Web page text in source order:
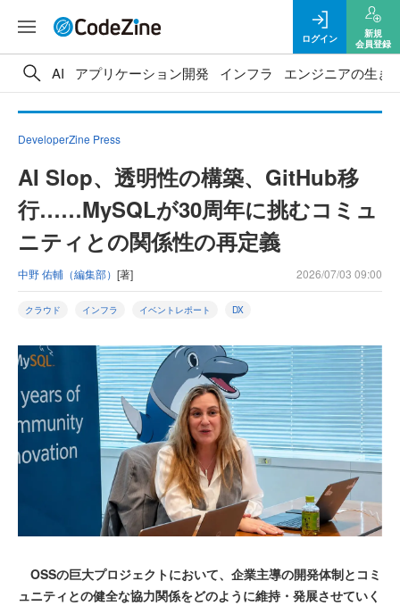
ログイン
新規
会員登録
AI アプリケーション開発 インフラ エンジニアの生き
DeveloperZine Press
AI Slop、透明性の構築、GitHub移
行……MySQLが30周年に挑むコミュ
ニティとの関係性の再定義
中野 佑輔（編集部） [著] 2026/07/03 09:00
クラウド インフラ イベントレポート DX
OSSの巨大プロジェクトにおいて、企業主導の開発体制とコミ
ュニティとの健全な協力関係をどのように維持・発展させていく